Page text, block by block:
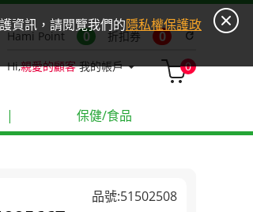
資訊，請閱覽我們的隱私權保護政
Hami Point 0 折扣券 0 refresh
Hi,親愛的顧客 我的帳戶 0
| 保健/食品
品號:51502508